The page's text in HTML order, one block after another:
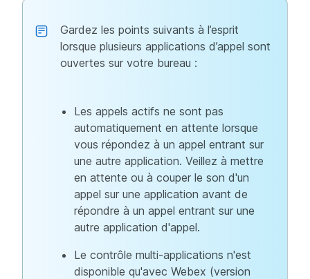
Gardez les points suivants à l’esprit
lorsque plusieurs applications d’appel sont
ouvertes sur votre bureau :
Les appels actifs ne sont pas
automatiquement en attente lorsque
vous répondez à un appel entrant sur
une autre application. Veillez à mettre
en attente ou à couper le son d'un
appel sur une application avant de
répondre à un appel entrant sur une
autre application d'appel.
Le contrôle multi-applications n'est
disponible qu'avec Webex (version